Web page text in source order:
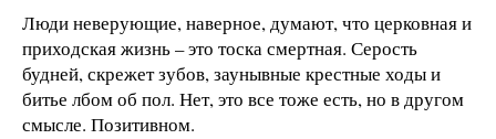
Люди неверующие, наверное, думают, что церковная и
приходская жизнь – это тоска смертная. Серость
будней, скрежет зубов, заунывные крестные ходы и
битье лбом об пол. Нет, это все тоже есть, но в другом
смысле. Позитивном.